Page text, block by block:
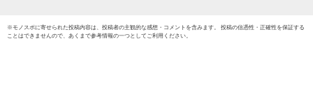
※モノスポに寄せられた投稿内容は、投稿者の主観的な感想・コメントを含みます。 投稿の信憑性・正確性を保証する
ことはできませんので、あくまで参考情報の一つとしてご利用ください。